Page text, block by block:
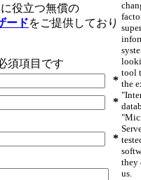
役立つ無償の
ードをご提供しており
須項目です
*
*
*
tool
the
they
us.